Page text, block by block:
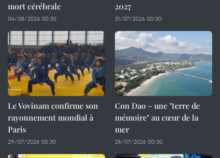
mort cérébrale
04/08/2026 00:30
2027
31/07/2026 00:30
Le Vovinam confirme son
rayonnement mondial à
Paris
29/07/2026 00:30
Con Dao – une "terre de
mémoire" au cœur de la
mer
28/07/2026 00:30